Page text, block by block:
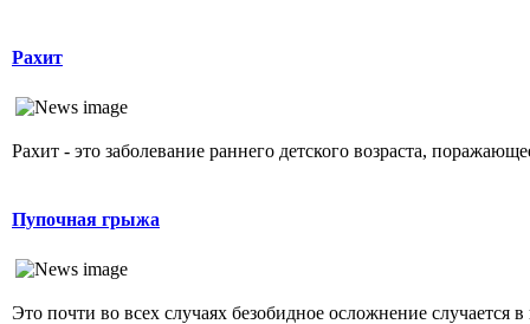
Рахит
Рахит - это заболевание раннего детского возраста,
Пупочная грыжа
Это почти во всех случаях безобидное осложнение случается